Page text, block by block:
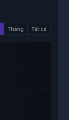
Tháng Tất cả